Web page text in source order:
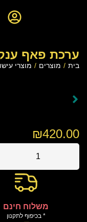
ערכת פאף
בית / מוצרים / מוצרי
₪420.00
משלוח חינם
* בכיפוף לתקנון